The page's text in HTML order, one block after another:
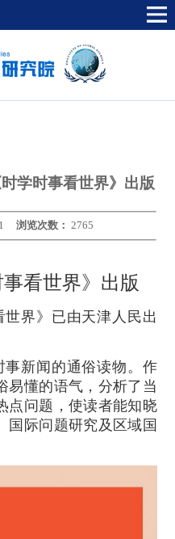
学时事看世界》出版
浏览次数： 2765
看世界》出版
界》已由天津人民出
新闻的通俗读物。作
易懂的语气，分析了当
点问题，使读者能知晓
国际问题研究及区域国